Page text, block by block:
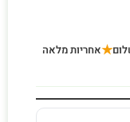
★אחריות מלאה